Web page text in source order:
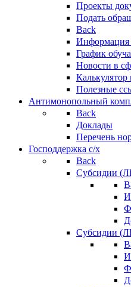
Проекты
Подать
Back
Информация
График
Новости в
Полезные
Антимонопольный
Back
Доклады
Перечень
Господдержка с/х
Back
Субсидии
Субсидии